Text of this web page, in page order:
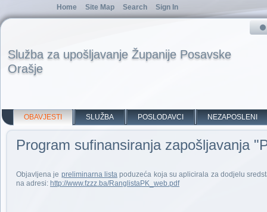
Služba za upošljavanje Županije Posavske
Orašje
OBAVJESTI SLUŽBA POSLODAVCI NEZAPOSLENI
Program sufinansiranja zapošljavanja
Objavljena je preliminarna listapoduzeća koja su aplicirala za dodjelu
na adresi: http://www.fzzz.ba/RanglistaPK_web.pdf
Home Site Map Search Sign In